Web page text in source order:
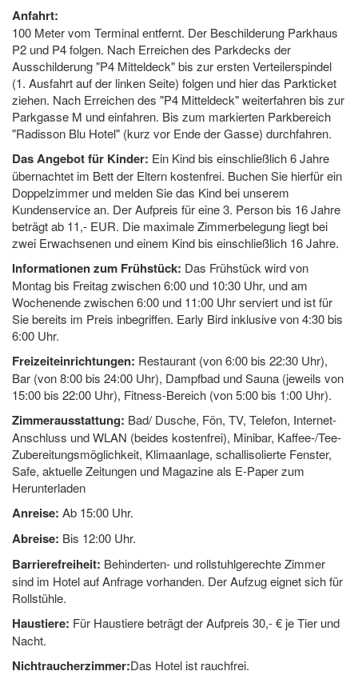
Anfahrt:
100 Meter vom Terminal entfernt. Der Beschilderung Parkhaus
P2 und P4 folgen. Nach Erreichen des Parkdecks der
Ausschilderung "P4 Mitteldeck" bis zur ersten Verteilerspindel
(1. Ausfahrt auf der linken Seite) folgen und hier das Parkticket
ziehen. Nach Erreichen des "P4 Mitteldeck" weiterfahren bis zur
Parkgasse M und einfahren. Bis zum markierten Parkbereich
"Radisson Blu Hotel" (kurz vor Ende der Gasse) durchfahren.
Das Angebot für Kinder: Ein Kind bis einschließlich 6 Jahre
übernachtet im Bett der Eltern kostenfrei. Buchen Sie hierfür ein
Doppelzimmer und melden Sie das Kind bei unserem
Kundenservice an. Der Aufpreis für eine 3. Person bis 16 Jahre
beträgt ab 11,- EUR. Die maximale Zimmerbelegung liegt bei
zwei Erwachsenen und einem Kind bis einschließlich 16 Jahre.
Informationen zum Frühstück: Das Frühstück wird von
Montag bis Freitag zwischen 6:00 und 10:30 Uhr, und am
Wochenende zwischen 6:00 und 11:00 Uhr serviert und ist für
Sie bereits im Preis inbegriffen. Early Bird inklusive von 4:30 bis
6:00 Uhr.
Freizeiteinrichtungen: Restaurant (von 6:00 bis 22:30 Uhr),
Bar (von 8:00 bis 24:00 Uhr), Dampfbad und Sauna (jeweils von
15:00 bis 22:00 Uhr), Fitness-Bereich (von 5:00 bis 1:00 Uhr).
Zimmerausstattung: Bad/ Dusche, Fön, TV, Telefon, Internet-
Anschluss und WLAN (beides kostenfrei), Minibar, Kaffee-/Tee-
Zubereitungsmöglichkeit, Klimaanlage, schallisolierte Fenster,
Safe, aktuelle Zeitungen und Magazine als E-Paper zum
Herunterladen
Anreise: Ab 15:00 Uhr.
Abreise: Bis 12:00 Uhr.
Barrierefreiheit: Behinderten- und rollstuhlgerechte Zimmer
sind im Hotel auf Anfrage vorhanden. Der Aufzug eignet sich für
Rollstühle.
Haustiere: Für Haustiere beträgt der Aufpreis 30,- € je Tier und
Nacht.
Nichtraucherzimmer:Das Hotel ist rauchfrei.